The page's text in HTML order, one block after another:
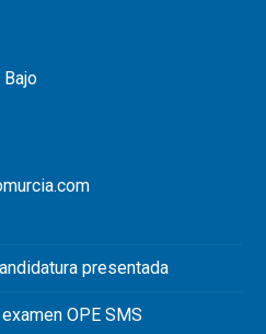
Bajo
presentada
OPE SMS